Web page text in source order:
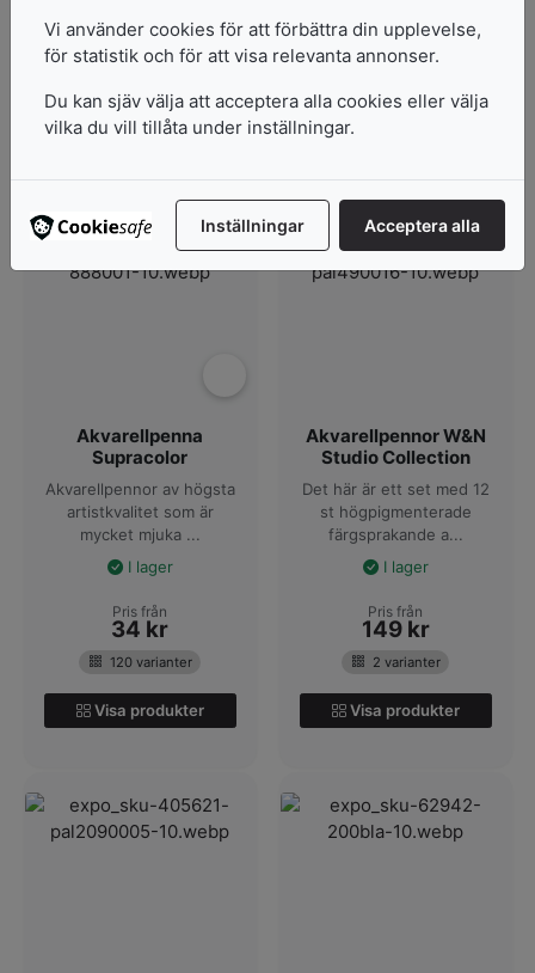
Pris från
16 kr
54 varianter
Pris från
48kr
Akvarellpenna
Supracolor
Akvarellpennor av högsta
artistkvalitet som är
mycket mjuka ...
I lager
Pris från
34 kr
120 varianter
Visa produkter
Akvarellpennor W&N
Studio Collection
Det här är ett set med 12
st högpigmenterade
färgsprakande a...
I lager
Pris från
149 kr
2 varianter
Visa produkter
Vi använder cookies för att förbättra din upplevelse,
för statistik och för att visa relevanta annonser.
Du kan sjäv välja att acceptera alla cookies eller välja
vilka du vill tillåta under inställningar.
Inställningar Acceptera alla